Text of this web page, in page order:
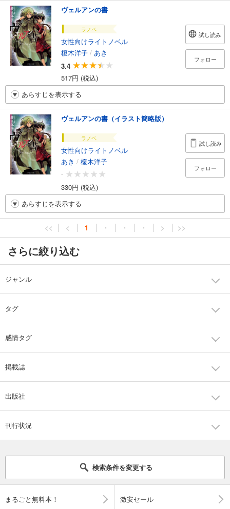
ヴェルアンの書
ラノベ
女性向けライトノベル
榎木洋子 / あき
3.4
517円 (税込)
試し読み
フォロー
あらすじを表示する
ヴェルアンの書（イラスト簡略版）
ラノベ
女性向けライトノベル
あき / 榎木洋子
-
330円 (税込)
試し読み
フォロー
あらすじを表示する
<< < 1 ・ ・ ・ > >>
さらに絞り込む
ジャンル
タグ
感情タグ
掲載誌
出版社
刊行状況
検索条件を変更する
まるごと無料本！ 激安セール